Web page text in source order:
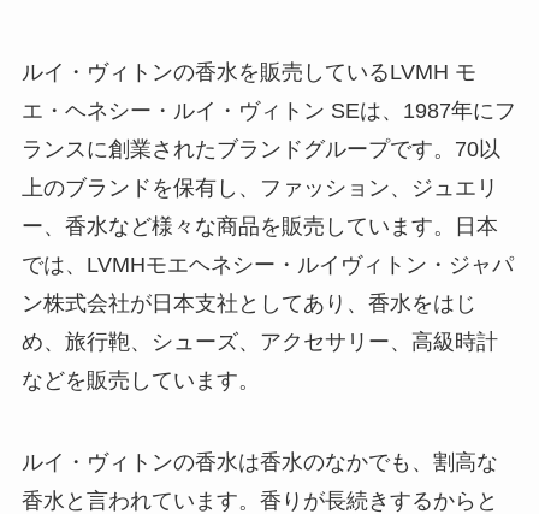
気？安く買う方法も
解説！
THE STEM CELL フ
ェイスマスクが安い
理由は？3つの理由と
口コミ・評判を紹
介！
想夫恋はなぜ高い？
アレクサンドルドゥ
パリはなぜ高い？な
ルイ・ヴィトンの香水を販売しているLVMH モ
エ・ヘネシー・ルイ・ヴィトン SEは、1987年にフ
ランスに創業されたブランドグループです。70以
上のブランドを保有し、ファッション、ジュエリ
ー、香水など様々な商品を販売しています。日本
では、LVMHモエヘネシー・ルイヴィトン・ジャパ
ン株式会社が日本支社としてあり、香水をはじ
め、旅行鞄、シューズ、アクセサリー、高級時計
などを販売しています。
ルイ・ヴィトンの香水は香水のなかでも、割高な
香水と言われています。香りが長続きするからと